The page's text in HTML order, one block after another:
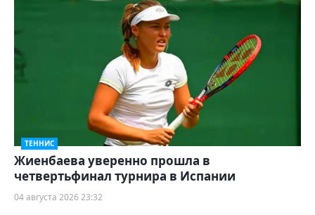
ТЕННИС
Жиенбаева уверенно прошла в
четвертьфинал турнира в Испании
04 августа 2026 23:32